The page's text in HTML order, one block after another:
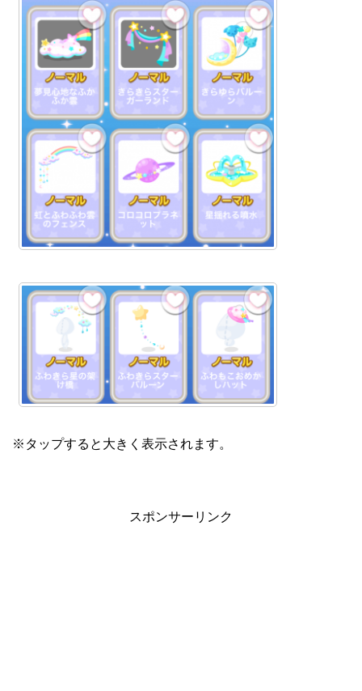
※タップすると大きく表示されます。
スポンサーリンク